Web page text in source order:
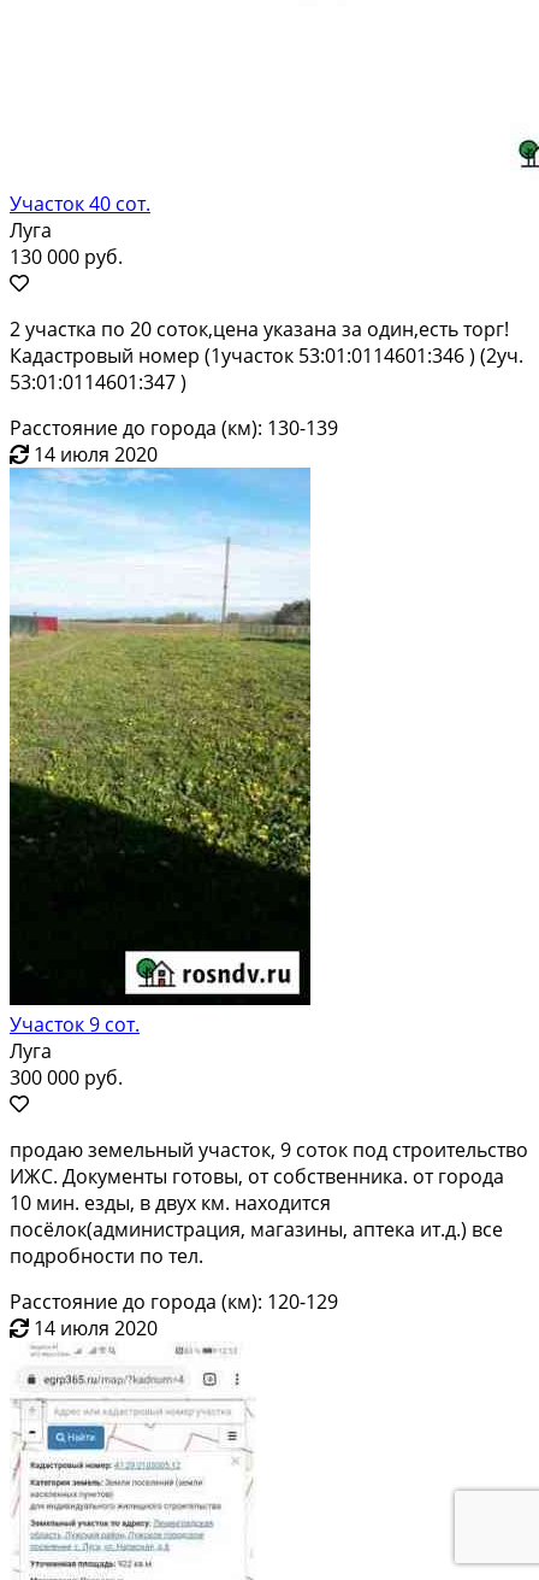
Участок 40 сот.
Луга
130 000 руб.
2 участка по 20 соток,цена указана за один,есть торг!
Кадастровый номер (1участок 53:01:0114601:346 ) (2уч.
53:01:0114601:347 )
Расстояние до города (км): 130-139
14 июля 2020
Участок 9 сот.
Луга
300 000 руб.
продаю земельный участок, 9 соток под строительство
ИЖС. Документы готовы, от собственника. от города
10 мин. езды, в двух км. находится
посёлок(администрация, магазины, аптека ит.д.) все
подробности по тел.
Расстояние до города (км): 120-129
14 июля 2020